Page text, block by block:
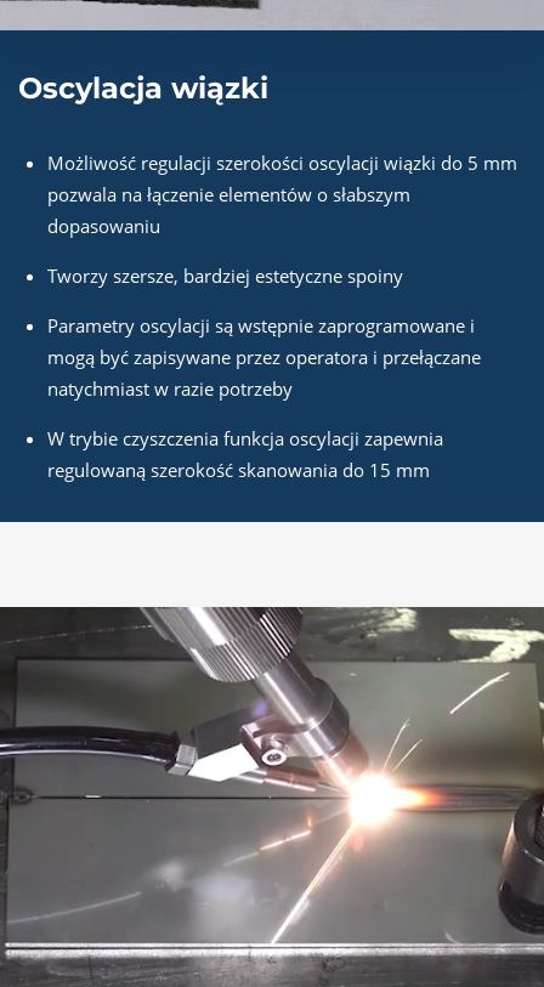
Oscylacja wiązki
Możliwość regulacji szerokości oscylacji wiązki do 5 mm
pozwala na łączenie elementów o słabszym
dopasowaniu
Tworzy szersze, bardziej estetyczne spoiny
Parametry oscylacji są wstępnie zaprogramowane i
mogą być zapisywane przez operatora i przełączane
natychmiast w razie potrzeby
W trybie czyszczenia funkcja oscylacji zapewnia
regulowaną szerokość skanowania do 15 mm